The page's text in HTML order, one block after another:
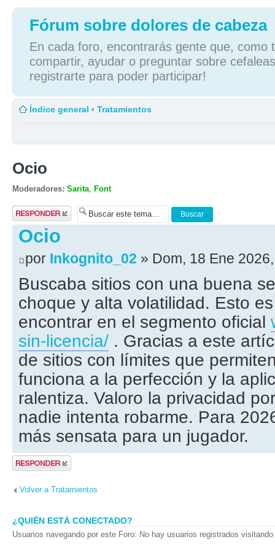
Fórum sobre dolores de cabeza
En cada foro, encontrarás gente que, como
compartir, ayudar o preguntar sobre
registrarte para poder participar!
Índice general ‹ Tratamientos
Ocio
Moderadores: Sarita Font
Publicar una
respuesta
Ocio
por Inkognito_02 » Dom, 18 Ene
Buscaba sitios con una buena
choque y alta volatilidad. Esto
encontrar en el segmento oficial
sin-licencia/ . Gracias a este
de sitios con límites que
funciona a la perfección y la
ralentiza. Valoro la privacidad
nadie intenta robarme. Para
más sensata para un jugador.
Publicar una
respuesta
Volver a Tratamientos
¿QUIÉN ESTÁ CONECTADO?
Usuarios navegando por este Foro: No hay usuarios registrados